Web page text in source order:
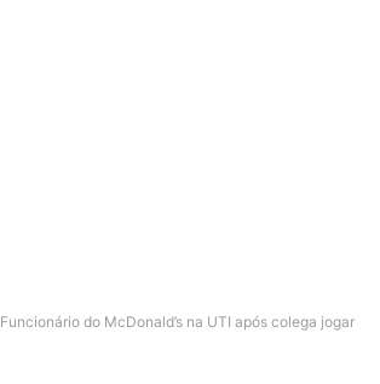
Funcionário do McDonald’s na UTI após colega jogar